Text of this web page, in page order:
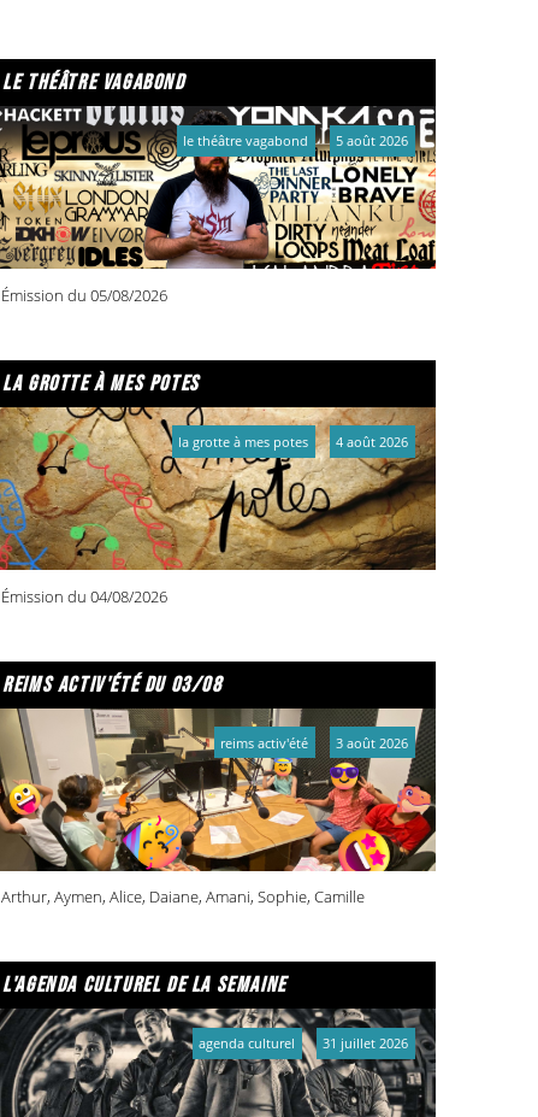
le théâtre vagabond
Émission du 05/08/2026
le théâtre vagabond 5 août 2026
la grotte à mes potes
Émission du 04/08/2026
la grotte à mes potes 4 août 2026
reims activ'été du 03/08
Arthur, Aymen, Alice, Daiane, Amani, Sophie, Camille
reims activ'été 3 août 2026
l'agenda culturel de la semaine
agenda culturel 31 juillet 2026